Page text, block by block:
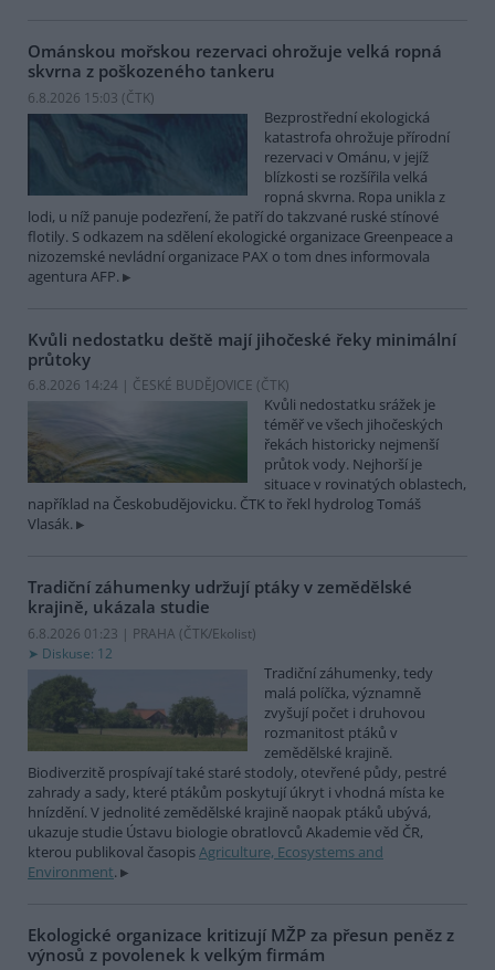
Ománskou mořskou rezervaci ohrožuje velká ropná
skvrna z poškozeného tankeru
6.8.2026 15:03 (ČTK)
Bezprostřední ekologická
katastrofa ohrožuje přírodní
rezervaci v Ománu, v jejíž
blízkosti se rozšířila velká
ropná skvrna. Ropa unikla z
lodi, u níž panuje podezření, že patří do takzvané ruské stínové
flotily. S odkazem na sdělení ekologické organizace Greenpeace a
nizozemské nevládní organizace PAX o tom dnes informovala
agentura AFP.
Kvůli nedostatku deště mají jihočeské řeky minimální
průtoky
6.8.2026 14:24 | ČESKÉ BUDĚJOVICE (ČTK)
Kvůli nedostatku srážek je
téměř ve všech jihočeských
řekách historicky nejmenší
průtok vody. Nejhorší je
situace v rovinatých oblastech,
například na Českobudějovicku. ČTK to řekl hydrolog Tomáš
Vlasák.
Tradiční záhumenky udržují ptáky v zemědělské
krajině, ukázala studie
6.8.2026 01:23 | PRAHA (ČTK/Ekolist)
Diskuse: 12
Tradiční záhumenky, tedy
malá políčka, významně
zvyšují počet i druhovou
rozmanitost ptáků v
zemědělské krajině.
Biodiverzitě prospívají také staré stodoly, otevřené půdy, pestré
zahrady a sady, které ptákům poskytují úkryt i vhodná místa ke
hnízdění. V jednolité zemědělské krajině naopak ptáků ubývá,
ukazuje studie Ústavu biologie obratlovců Akademie věd ČR,
kterou publikoval časopisAgriculture, Ecosystems and
Environment.
Ekologické organizace kritizují MŽP za přesun peněz z
výnosů z povolenek k velkým firmám